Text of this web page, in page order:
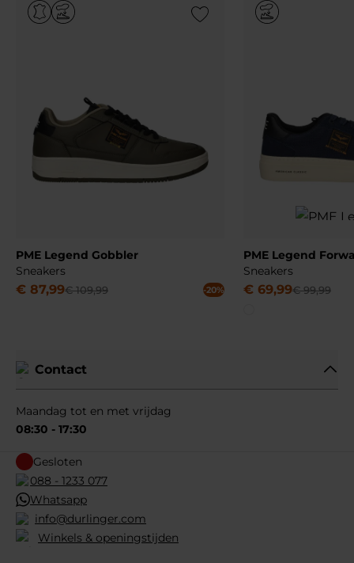
Add to Wishlist
PME Legend Gobbler
Sneakers
€ 87,99€ 109,99 -20%
PME Legend
Sneakers
€ 69,99€ 99,99
Contact
Maandag tot en met vrijdag
08:30 - 17:30
Gesloten
088 - 1233 077
Whatsapp
info@durlinger.com
Winkels & openingstijden